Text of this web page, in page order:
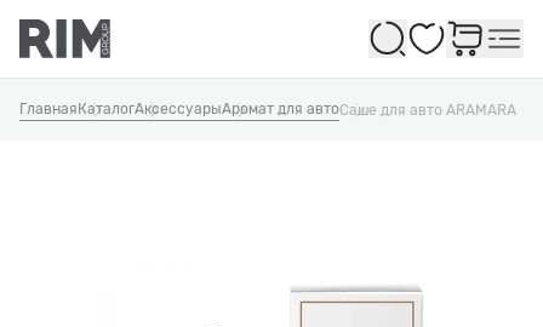
Избранное
Главная КаталогАксессуарыАромат для автоСаше для авто ARAMARA